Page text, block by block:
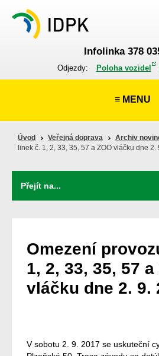
Infolinka 378
Odjezdy: Poloha vozidel
≡ MENU
Úvod Veřejná doprava Archiv
linek č. 1, 2, 33, 35, 57 a ZOO vláčku dne 2.
Omezení
1, 2, 33, 35, 57 a
vláčku dne 2. 9.
V sobotu 2. 9. 2017 se uskuteční